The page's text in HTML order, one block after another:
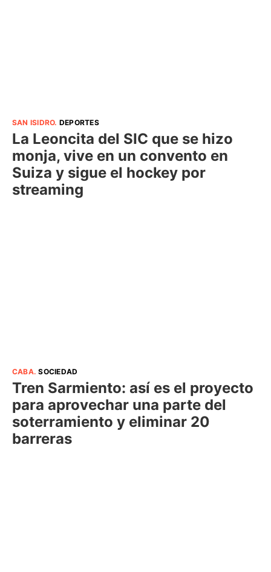
SAN ISIDRO. DEPORTES
La Leoncita del SIC que se hizo
monja, vive en un convento en
Suiza y sigue el hockey por
streaming
CABA.SOCIEDAD
Tren Sarmiento: así es el proyecto
para aprovechar una parte del
soterramiento y eliminar 20
barreras